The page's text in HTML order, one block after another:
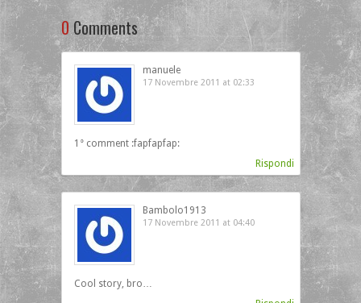
0Comments
manuele
17 Novembre 2011 at 02:33
1° comment :fapfapfap:
Rispondi
Bambolo1913
17 Novembre 2011 at 04:40
Cool story, bro…